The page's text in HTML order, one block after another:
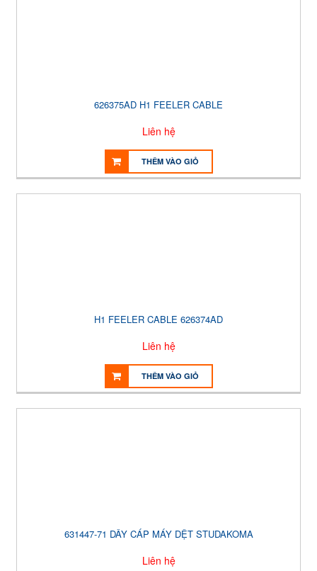
626375AD H1 FEELER CABLE
Liên hệ
THÊM VÀO GIỎ
H1 FEELER CABLE 626374AD
Liên hệ
THÊM VÀO GIỎ
631447-71 DÂY CÁP MÁY DỆT STUDAKOMA
Liên hệ